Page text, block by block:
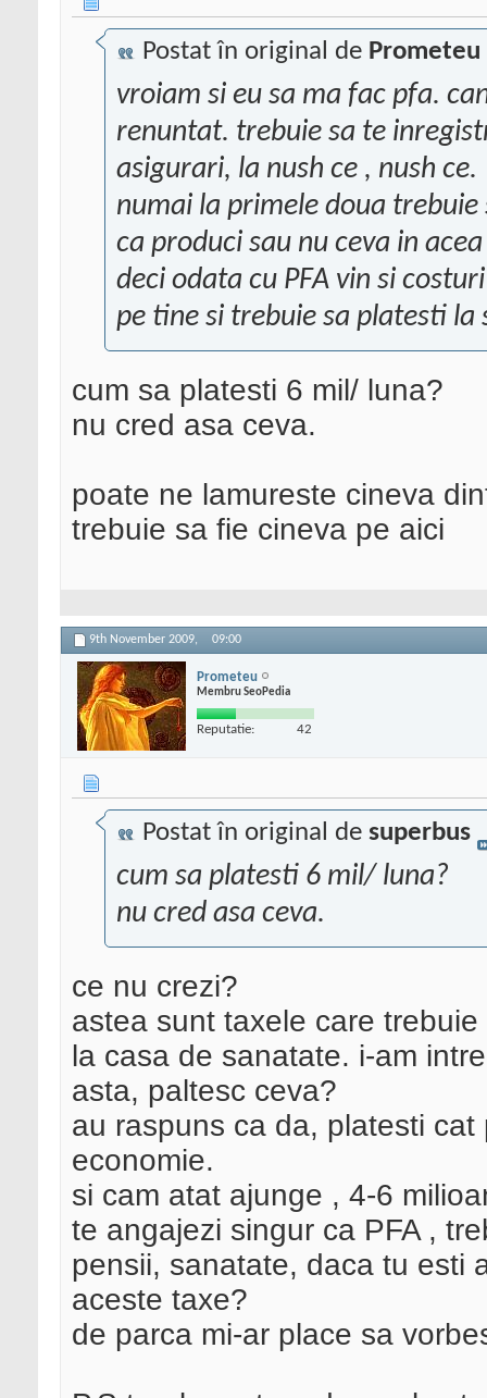
Postat în original de Prometeu
vroiam si eu sa ma fac pfa.
renuntat. trebuie sa te
asigurari, la nush ce , nush ce.
numai la primele doua
ca produci sau nu ceva in
deci odata cu PFA vin si
pe tine si trebuie sa platesti
cum sa platesti 6 mil/ luna?
nu cred asa ceva.
poate ne lamureste cineva
trebuie sa fie cineva pe aici
9th November 2009, 09:00
Prometeu
Membru SeoPedia
Reputatie: 42
Postat în original de superbus
cum sa platesti 6 mil/ luna?
nu cred asa ceva.
ce nu crezi?
astea sunt taxele care
la casa de sanatate. i-am
asta, paltesc ceva?
au raspuns ca da, platesti
economie.
si cam atat ajunge , 4-6
te angajezi singur ca PFA ,
pensii, sanatate, daca tu esti
aceste taxe?
de parca mi-ar place sa